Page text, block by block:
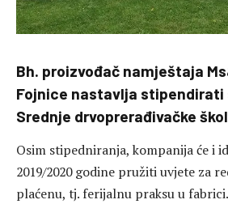
Bh. proizvođač namještaja
Fojnice nastavlja stipendirati
Srednje drvoprerađivačke
Osim stipedniranja, kompanija će i
2019/2020 godine pružiti uvjete za
plaćenu, tj. ferijalnu praksu u